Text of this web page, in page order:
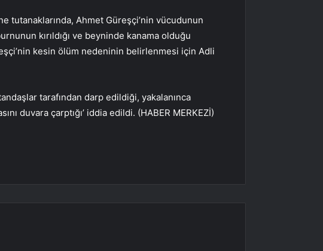
tutanaklarında, Ahmet Güreşçi’nin vücudunun
kırıldığı ve beyninde kanama olduğu
kesin ölüm nedeninin belirlenmesi için Adli
tarafından darp edildiği, yakalanınca
duvara çarptığı’ iddia edildi. (HABER MERKEZİ)